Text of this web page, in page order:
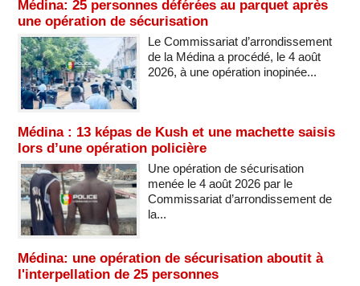
Médina: 25 personnes déférées au parquet après
une opération de sécurisation
Le Commissariat d’arrondissement
de la Médina a procédé, le 4 août
2026, à une opération inopinée...
Médina : 13 képas de Kush et une machette saisis
lors d’une opération policière
Une opération de sécurisation
menée le 4 août 2026 par le
Commissariat d’arrondissement de
la...
Médina: une opération de sécurisation aboutit à
l'interpellation de 25 personnes